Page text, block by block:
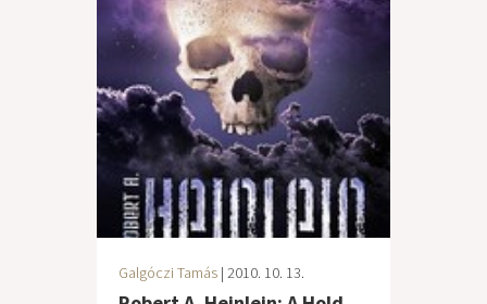
Galgóczi Tamás | 2010. 10. 13.